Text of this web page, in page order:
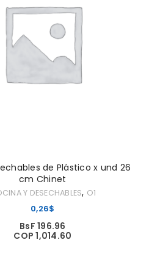
Y DESECHABLES, O1
de Plástico x und 26
cm Chinet
0,26$
BsF 196.96
COP 1,014.60